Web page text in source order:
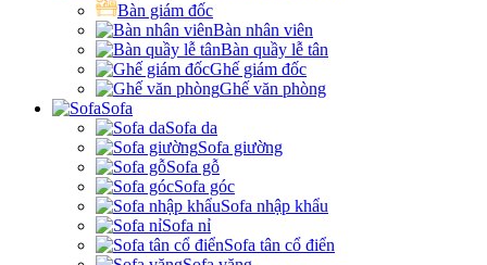
Bàn giám đốc
Bàn nhân viên
Bàn quầy lễ tân
Ghế giám đốc
Ghế văn phòng
Sofa
Sofa da
Sofa giường
Sofa gỗ
Sofa góc
Sofa nhập khẩu
Sofa nỉ
Sofa tân cổ điển